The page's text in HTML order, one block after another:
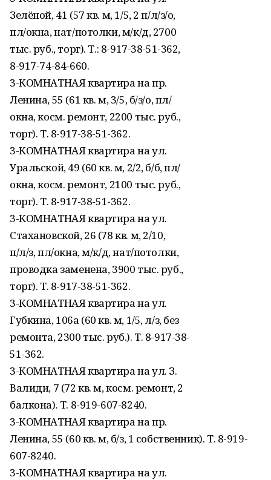
Зелёной, 41 (57 кв. м, 1/5, 2 п/л/з/о,
пл/окна, нат/потолки, м/к/д, 2700
тыс. руб., торг). Т.: 8-917-38-51-362,
8-917-74-84-660.
3-КОМНАТНАЯ квартира на пр.
Ленина, 55 (61 кв. м, 3/5, б/з/о, пл/
окна, косм. ремонт, 2200 тыс. руб.,
торг). Т. 8-917-38-51-362.
3-КОМНАТНАЯ квартира на ул.
Уральской, 49 (60 кв. м, 2/2, б/б, пл/
окна, косм. ремонт, 2100 тыс. руб.,
торг). Т. 8-917-38-51-362.
3-КОМНАТНАЯ квартира на ул.
Стахановской, 26 (78 кв. м, 2/10,
п/л/з, пл/окна, м/к/д, нат/потолки,
проводка заменена, 3900 тыс. руб.,
торг). Т. 8-917-38-51-362.
3-КОМНАТНАЯ квартира на ул.
Губкина, 106а (60 кв. м, 1/5, л/з, без
ремонта, 2300 тыс. руб.). Т. 8-917-38-
51-362.
3-КОМНАТНАЯ квартира на ул. З.
Валиди, 7 (72 кв. м, косм. ремонт, 2
балкона). Т. 8-919-607-8240.
3-КОМНАТНАЯ квартира на пр.
Ленина, 55 (60 кв. м, б/з, 1 собственник). Т. 8-919-
607-8240.
3-КОМНАТНАЯ квартира на ул.